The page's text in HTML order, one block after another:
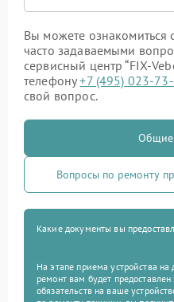
Вы можете
часто задаваемыми
сервисный центр “FIX-
телефону+7 (495) 023-
свой вопрос.
Общие
Вопросы по ремонту
Какие документы вы
На этапе приема устройства
ремонт вам будет
обязательств на ваше